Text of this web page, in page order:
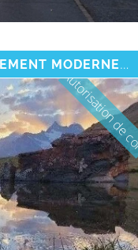
PROPRIÉTÉ EXCLUSIVE – LOGEMENT MODERNE DE RENDEMENT